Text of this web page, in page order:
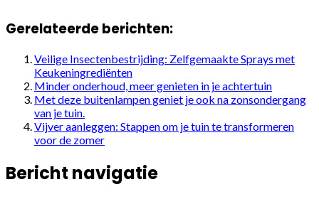
Gerelateerde berichten:
Veilige Insectenbestrijding: Zelfgemaakte Sprays met
Keukeningrediënten
Minder onderhoud, meer genieten in je achtertuin
Met deze buitenlampen geniet je ook na zonsondergang
van je tuin.
Vijver aanleggen: Stappen om je tuin te transformeren
voor de zomer
Bericht navigatie